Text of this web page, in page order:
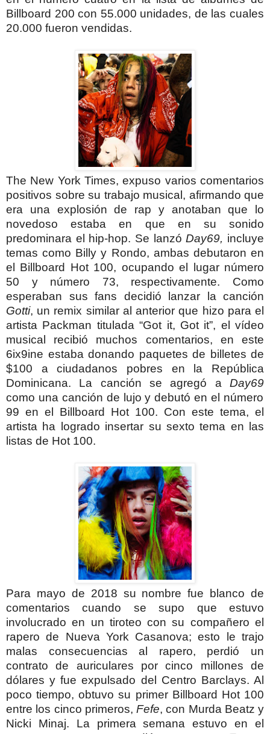
Billboard 200 con 55.000 unidades, de las cuales
20.000 fueron vendidas.
The New York Times, expuso varios comentarios
positivos sobre su trabajo musical, afirmando que
era una explosión de rap y anotaban que lo
novedoso estaba en que en su sonido
predominara el hip-hop. Se lanzó Day69, incluye
temas como Billy y Rondo, ambas debutaron en
el Billboard Hot 100, ocupando el lugar número
50 y número 73, respectivamente. Como
esperaban sus fans decidió lanzar la canción
Gotti, un remix similar al anterior que hizo para el
artista Packman titulada “Got it, Got it”, el vídeo
musical recibió muchos comentarios, en este
6ix9ine estaba donando paquetes de billetes de
$100 a ciudadanos pobres en la República
Dominicana. La canción se agregó a Day69
como una canción de lujo y debutó en el número
99 en el Billboard Hot 100. Con este tema, el
artista ha logrado insertar su sexto tema en las
listas de Hot 100.
Para mayo de 2018 su nombre fue blanco de
comentarios cuando se supo que estuvo
involucrado en un tiroteo con su compañero el
rapero de Nueva York Casanova; esto le trajo
malas consecuencias al rapero, perdió un
contrato de auriculares por cinco millones de
dólares y fue expulsado del Centro Barclays. Al
poco tiempo, obtuvo su primer Billboard Hot 100
entre los cinco primeros, Fefe, con Murda Beatz y
Nicki Minaj. La primera semana estuvo en el